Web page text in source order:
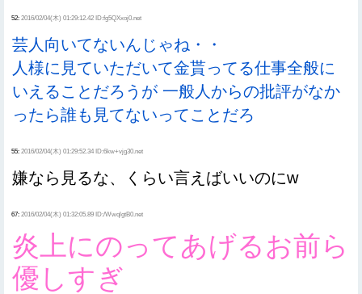
52: 2016/02/04(木) 01:29:12.42 ID:fg5QXxoj0.net
芸人向いてないんじゃね・・
人様に見ていただいて金貰ってる仕事全般に
いえることだろうが 一般人からの批評がなか
ったら誰も見てないってことだろ
55: 2016/02/04(木) 01:29:52.34 ID:6kw+vjg30.net
嫌なら見るな、くらい言えばいいのにw
67: 2016/02/04(木) 01:32:05.89 ID:/WwqlgtB0.net
炎上にのってあげるお前ら
優しすぎ